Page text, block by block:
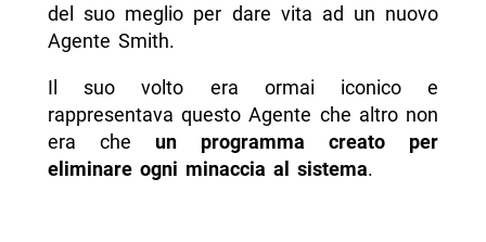
del suo meglio per dare vita ad un nuovo
Agente Smith.
Il suo volto era ormai iconico e
rappresentava questo Agente che altro non
era che un programma creato per
eliminare ogni minaccia al sistema.